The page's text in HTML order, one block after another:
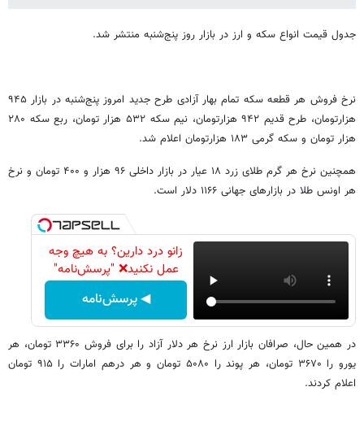
جدول قیمت انواع سکه و ارز در بازار روز پنج‌شنبه منتشر شد.
نرخ فروش هر قطعه سکه تمام بهار آزادی طرح جدید امروز پنج‌شنبه در بازار ۹۴۵
هزارتومان، طرح قدیم ۹۴۲ هزارتومان، نیم سکه ۵۳۲ هزار تومان، ربع سکه ۲۸۰
هزار تومان و سکه گرمی ۱۸۳ هزارتومان اعلام شد.
همچنین نرخ هر گرم طلای زرد ۱۸ عیار در بازار داخلی ۹۶ هزار و ۴۰۰ تومان و نرخ
هر اونس طلا در بازارهای جهانی ۱۱۶۶ دلار است.
زانو درد دارین؟ به هیچ وجه
عمل نکنید❌ "پرسش‌نامه"
◀ پرسش‌نامه
در همین حال، صرافان بازار ارز نرخ هر دلار آزاد را برای فروش ۳۳۶۰ تومان، هر
یورو را ۳۶۷۰ تومان، هر پوند را ۵۰۸۰ تومان و هر درهم امارات را ۹۱۵ تومان
اعلام کردند.